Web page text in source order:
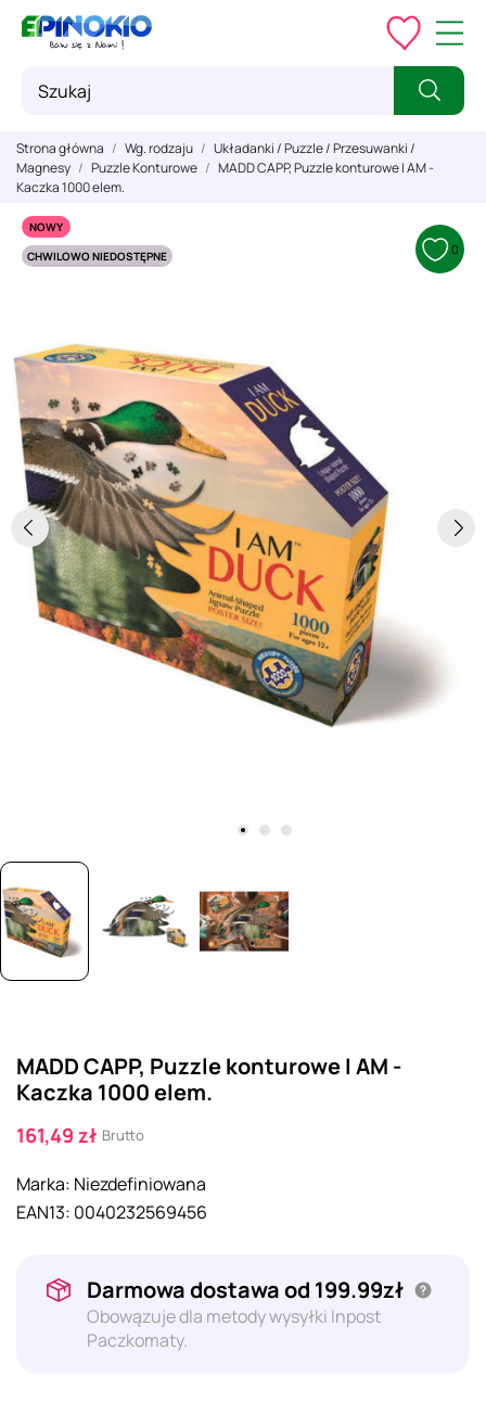
Strona główna Wg. rodzaju
Układanki / Puzzle / Przesuwanki /
Magnesy
Puzzle Konturowe
MADD CAPP, Puzzle konturowe I AM -
Kaczka 1000 elem.
NOWY
CHWILOWO NIEDOSTĘPNE
0
MADD CAPP, Puzzle konturowe I AM -
Kaczka 1000 elem.
161,49 zł Brutto
Marka: Niezdefiniowana
EAN13: 0040232569456
Darmowa dostawa od 199.99zł
Obowązuje dla metody wysyłki Inpost
Paczkomaty.